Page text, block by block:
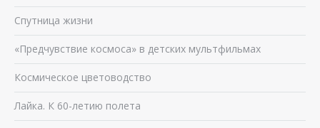
Спутница жизни
«Предчувствие космоса» в детских мультфильмах
Космическое цветоводство
Лайка. К 60-летию полета